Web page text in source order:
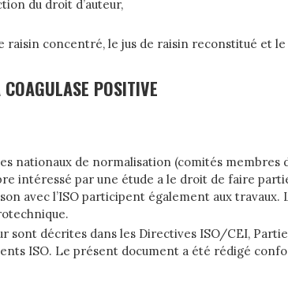
du droit d’auteur,
raisin concentré, le jus de raisin reconstitué et
POSITIVE
de normalisation (comités membres
intéressé par une étude a le droit de faire
avec l’ISO participent également aux travaux.
décrites dans les Directives ISO/CEI,
ISO. Le présent document a été rédigé